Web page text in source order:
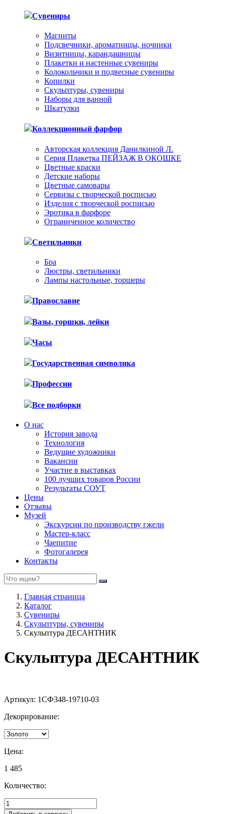
Сувениры
Магниты
Подсвечники, ароматницы, ночники
Визитницы, карандашницы
Плакетки и настенные сувениры
Колокольчики и подвесные сувениры
Копилки
Скульптуры, сувениры
Наборы для ванной
Шкатулки
Коллекционный фарфор
Авторская коллекция Данилкиной Л.
Серия Плакетка ПЕЙЗАЖ В ОКОШКЕ
Цветные краски
Детские наборы
Цветные самовары
Сервизы с творческой росписью
Изделия с творческой росписью
Эротика в фарфоре
Ограниченное количество
Светильники
Бра
Люстры, светильники
Лампы настольные, торшеры
Православие
Вазы, горшки, лейки
Часы
Государственная символика
Профессии
Все подборки
О нас
История завода
Технология
Ведущие художники
Вакансии
Участие в выставках
100 лучших товаров России
Результаты СОУТ
Цены
Отзывы
Музей
Экскурсии по производству гжели
Мастер-класс
Чаепитие
Фотогалерея
Контакты
Главная страница
Каталог
Сувениры
Скульптуры, сувениры
Скульптура ДЕСАНТНИК
Скульптура ДЕСАНТНИК
Артикул: 1СФ348-19710-03
Декорирование:
Цена:
1 485
Количество: